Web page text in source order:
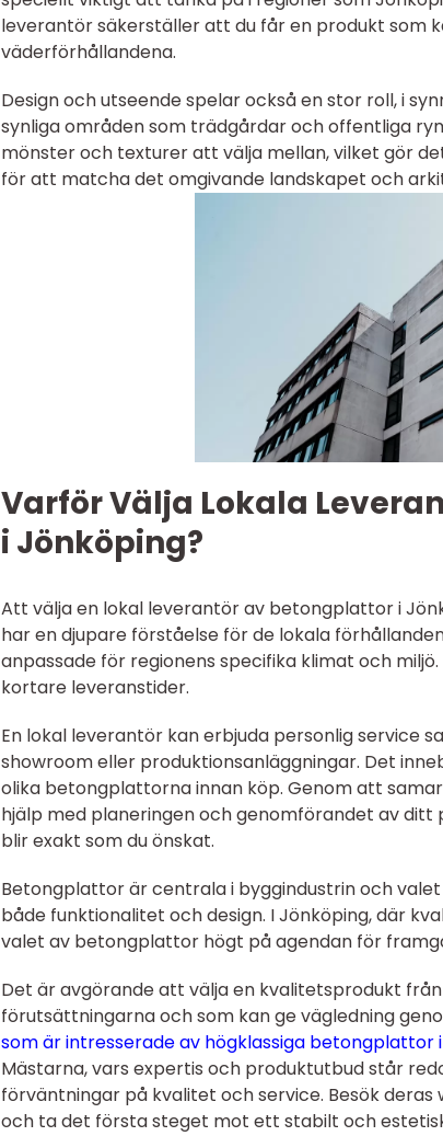
leverantör säkerställer att du får en produkt som
väderförhållandena.
Design och utseende spelar också en stor roll, i
synliga områden som trädgårdar och offentliga
mönster och texturer att välja mellan, vilket gör
för att matcha det omgivande landskapet och
Varför Välja Lokala
i Jönköping?
Att välja en lokal leverantör av betongplattor i
har en djupare förståelse för de lokala
anpassade för regionens specifika klimat och
kortare leveranstider.
En lokal leverantör kan erbjuda personlig service
showroom eller produktionsanläggningar. Det
olika betongplattorna innan köp. Genom att
hjälp med planeringen och genomförandet av
blir exakt som du önskat.
Betongplattor är centrala i byggindustrin och
både funktionalitet och design. I Jönköping, där
valet av betongplattor högt på agendan för
Det är avgörande att välja en kvalitetsprodukt
förutsättningarna och som kan ge vägledning
som är intresserade av högklassiga betongplattor
Mästarna, vars expertis och produktutbud står
förväntningar på kvalitet och service. Besök
och ta det första steget mot ett stabilt och